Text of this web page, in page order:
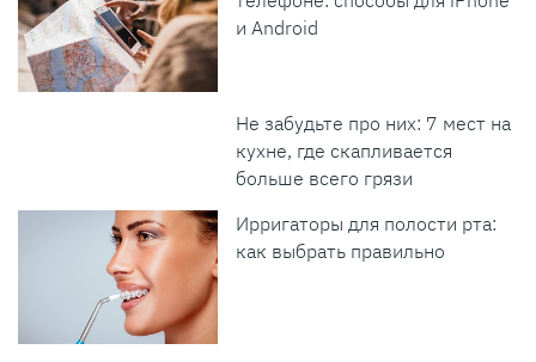
и Android
Не забудьте про них: 7 мест на
кухне, где скапливается
больше всего грязи
Ирригаторы для полости рта:
как выбрать правильно